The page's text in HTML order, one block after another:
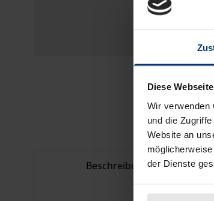
Diese
Wir verwenden
und die
Website an
der Dienste
Beschreibung